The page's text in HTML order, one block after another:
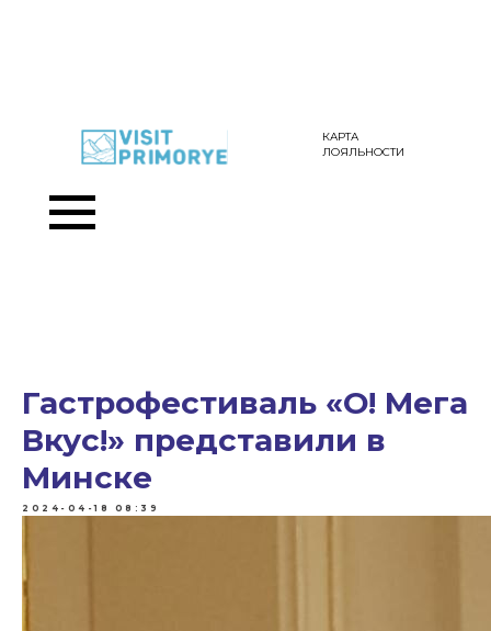
КАРТА
ЛОЯЛЬНОСТИ
Гастрофестиваль «О! Мега
Вкус!» представили в
Минске
2024-04-18 08:39